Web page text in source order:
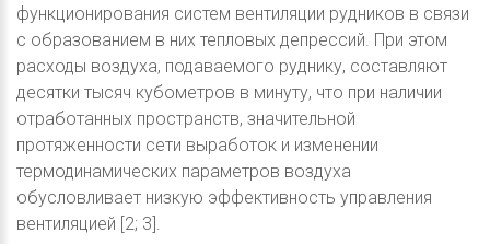
функционирования систем вентиляции рудников в связи
с образованием в них тепловых депрессий. При этом
расходы воздуха, подаваемого руднику, составляют
десятки тысяч кубометров в минуту, что при наличии
отработанных пространств, значительной
протяженности сети выработок и изменении
термодинамических параметров воздуха
обусловливает низкую эффективность управления
вентиляцией [2; 3].